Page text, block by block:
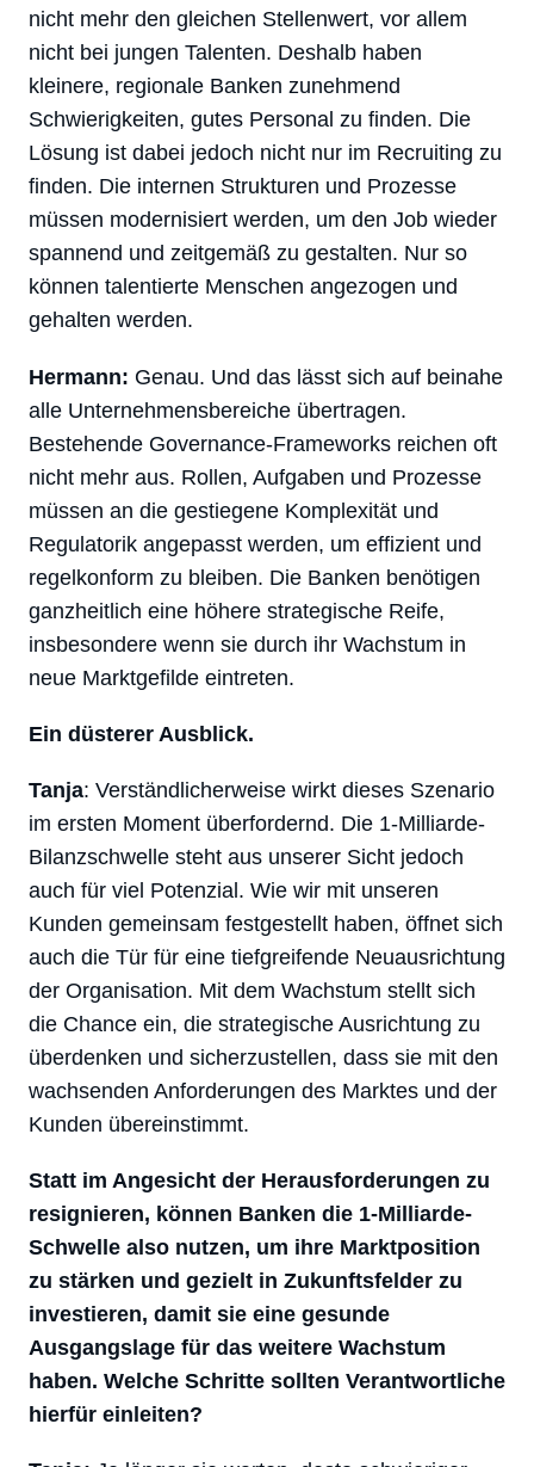
nicht mehr den gleichen Stellenwert, vor allem
nicht bei jungen Talenten. Deshalb haben
kleinere, regionale Banken zunehmend
Schwierigkeiten, gutes Personal zu finden. Die
Lösung ist dabei jedoch nicht nur im Recruiting zu
finden. Die internen Strukturen und Prozesse
müssen modernisiert werden, um den Job wieder
spannend und zeitgemäß zu gestalten. Nur so
können talentierte Menschen angezogen und
gehalten werden.
Hermann: Genau. Und das lässt sich auf beinahe
alle Unternehmensbereiche übertragen.
Bestehende Governance-Frameworks reichen oft
nicht mehr aus. Rollen, Aufgaben und Prozesse
müssen an die gestiegene Komplexität und
Regulatorik angepasst werden, um effizient und
regelkonform zu bleiben. Die Banken benötigen
ganzheitlich eine höhere strategische Reife,
insbesondere wenn sie durch ihr Wachstum in
neue Marktgefilde eintreten.
Ein düsterer Ausblick.
Tanja: Verständlicherweise wirkt dieses Szenario
im ersten Moment überfordernd. Die 1-Milliarde-
Bilanzschwelle steht aus unserer Sicht jedoch
auch für viel Potenzial. Wie wir mit unseren
Kunden gemeinsam festgestellt haben, öffnet sich
auch die Tür für eine tiefgreifende Neuausrichtung
der Organisation. Mit dem Wachstum stellt sich
die Chance ein, die strategische Ausrichtung zu
überdenken und sicherzustellen, dass sie mit den
wachsenden Anforderungen des Marktes und der
Kunden übereinstimmt.
Statt im Angesicht der Herausforderungen zu
resignieren, können Banken die 1-Milliarde-
Schwelle also nutzen, um ihre Marktposition
zu stärken und gezielt in Zukunftsfelder zu
investieren, damit sie eine gesunde
Ausgangslage für das weitere Wachstum
haben. Welche Schritte sollten Verantwortliche
hierfür einleiten?